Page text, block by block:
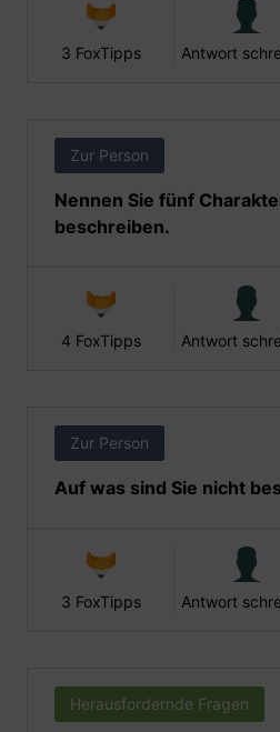
3 FoxTipps Antwort
Zur Person
Nennen Sie fünf
beschreiben.
4 FoxTipps Antwort
Zur Person
Auf was sind Sie nicht
3 FoxTipps Antwort
Herausfordernde Fragen